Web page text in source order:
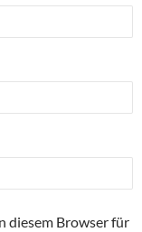
diesem Browser für